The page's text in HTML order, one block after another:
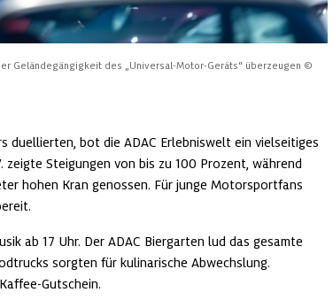
Geländegängigkeit des „Universal‑Motor‑Geräts“ überzeugen ©
duellierten, bot die ADAC Erlebniswelt ein vielseitiges
zeigte Steigungen von bis zu 100 Prozent, während
hohen Kran genossen. Für junge Motorsportfans
ab 17 Uhr. Der ADAC Biergarten lud das gesamte
sorgten für kulinarische Abwechslung.
Gutschein.